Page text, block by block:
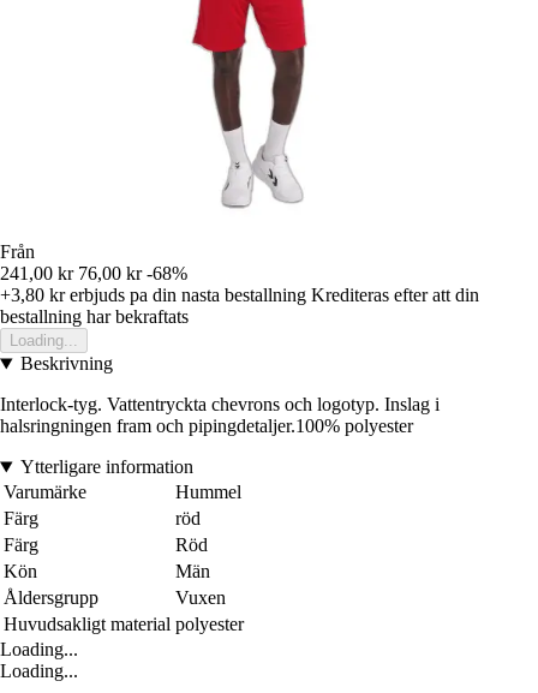
Från
241,00 kr 76,00 kr -68%
+3,80 krerbjuds pa din nasta bestallning Krediteras efter att din
bestallning har bekraftats
Loading...
Beskrivning
Interlock-tyg. Vattentryckta chevrons och logotyp. Inslag i
halsringningen fram och pipingdetaljer.100% polyester
Ytterligare information
Varumärke
Hummel
Färg
röd
Färg
Röd
Kön
Män
Åldersgrupp
Vuxen
Huvudsakligt material polyester
Loading...
Loading...